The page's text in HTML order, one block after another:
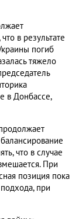
в результате
погиб
тяжело
в Донбассе,
что в случае
При
позиция пока
при